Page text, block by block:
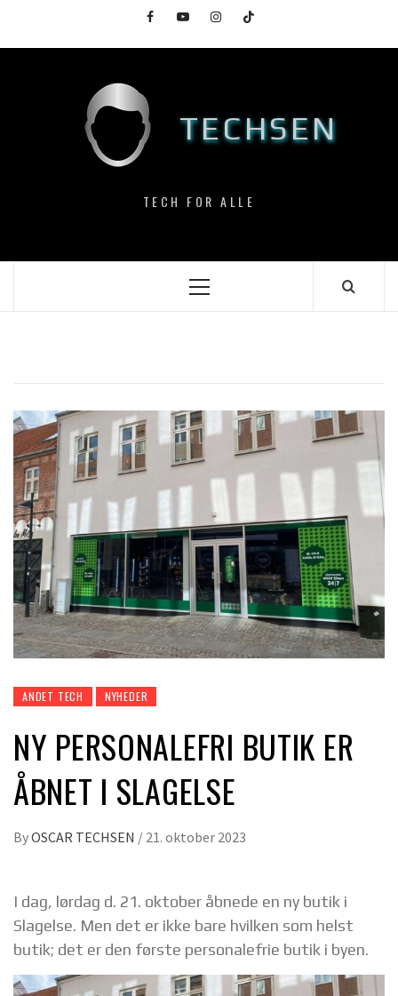
content
FacebookYouTubeInstagramTikTok
TECHSEN
TECH FOR ALLE
Primary
ANDET TECH NYHEDER
NY PERSONALEFRI BUTIK ER
ÅBNET I SLAGELSE
ByOSCAR TECHSEN / 21. oktober 2023
I dag, lørdag d. 21. oktober åbnede en ny butik i
Slagelse. Men det er ikke bare hvilken som helst
butik; det er den første personalefrie butik i byen.